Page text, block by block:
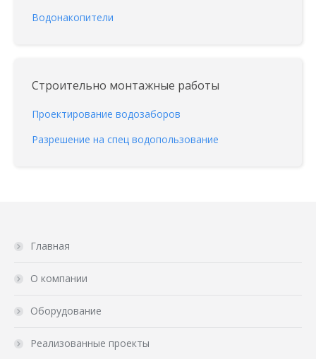
Водонакопители
Строительно монтажные работы
Проектирование водозаборов
Разрешение на спец водопользование
Главная
О компании
Оборудование
Реализованные проекты